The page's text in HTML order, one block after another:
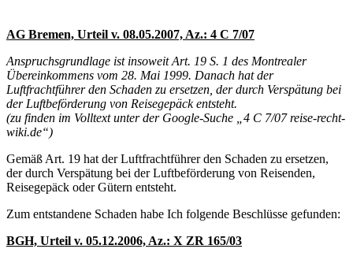
AG Bremen, Urteil v. 08.05.2007, Az.: 4 C 7/07
Anspruchsgrundlage ist insoweit Art. 19 S. 1 des Montrealer
Übereinkommens vom 28. Mai 1999. Danach hat der
Luftfrachtführer den Schaden zu ersetzen, der durch Verspätung bei
der Luftbeförderung von Reisegepäck entsteht.
(zu finden im Volltext unter der Google-Suche „4 C 7/07 reise-recht-
wiki.de“)
Gemäß Art. 19 hat der Luftfrachtführer den Schaden zu ersetzen,
der durch Verspätung bei der Luftbeförderung von Reisenden,
Reisegepäck oder Gütern entsteht.
Zum entstandene Schaden habe Ich folgende Beschlüsse gefunden:
BGH, Urteil v. 05.12.2006, Az.: X ZR 165/03